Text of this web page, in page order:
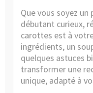
Que vous soyez
débutant curieux,
carottes est à
ingrédients, un
quelques astuces
transformer une
unique, adapté à